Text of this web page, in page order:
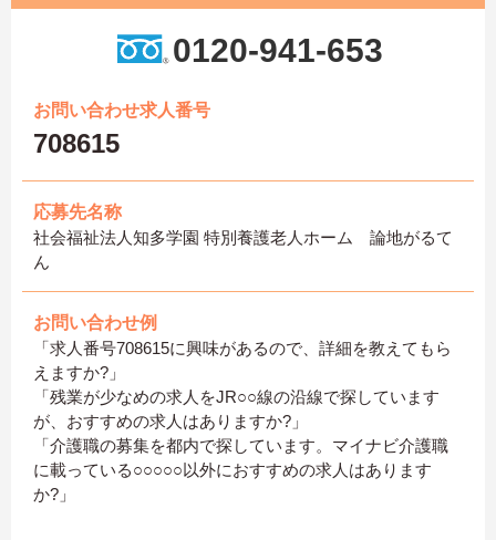
0120-941-653
お問い合わせ求人番号
708615
応募先名称
社会福祉法人知多学園 特別養護老人ホーム 論地がるて
ん
お問い合わせ例
「求人番号708615に興味があるので、詳細を教えてもら
えますか?」
「残業が少なめの求人をJR○○線の沿線で探しています
が、おすすめの求人はありますか?」
「介護職の募集を都内で探しています。マイナビ介護職
に載っている○○○○○以外におすすめの求人はあります
か?」